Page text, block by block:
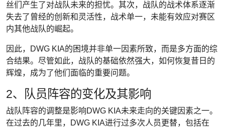
丝们产生了对战队未来的担忧。其次，战队的战术体系逐渐
失去了曾经的创新和灵活性，战术单一，未能有效应对赛区
内其他战队的崛起。
因此，DWG KIA的困境并非单一因素所致，而是多方面的综
合结果。尽管如此，战队的基础依然强大，如何恢复昔日的
辉煌，成为了他们面临的重要问题。
2、队员阵容的变化及其影响
战队阵容的调整是影响DWG KIA未来走向的关键因素之一。
在过去的几年里，DWG KIA进行过多次人员更替，包括在